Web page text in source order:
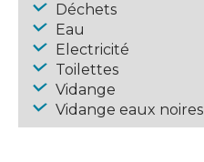
Déchets
Eau
Electricité
Toilettes
Vidange
Vidange eaux noires